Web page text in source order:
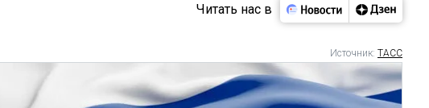
Читать нас в
Источник: ТАСС